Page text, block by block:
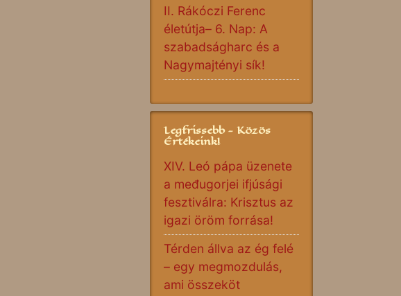
II. Rákóczi Ferenc
életútja– 6. Nap: A
szabadságharc és a
Nagymajtényi sík!
Legfrissebb - Közös
Értékeink!
XIV. Leó pápa üzenete
a međugorjei ifjúsági
fesztiválra: Krisztus az
igazi öröm forrása!
Térden állva az ég felé
– egy megmozdulás,
ami összeköt